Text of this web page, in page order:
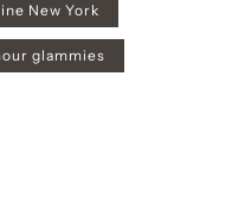
New York
glammies